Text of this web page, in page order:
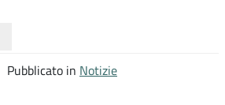
Pubblicato in Notizie